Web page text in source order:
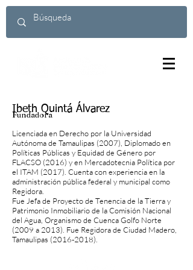
Ibeth Quintá Álvarez
Fundadora
Licenciada en Derecho por la Universidad
Autónoma de Tamaulipas (2007), Diplomado en
Políticas Públicas y Equidad de Género por
FLACSO (2016) y en Mercadotecnia Política por
el ITAM (2017). Cuenta con experiencia en la
administración pública federal y municipal como
Regidora.
Fue Jefa de Proyecto de Tenencia de la Tierra y
Patrimonio Inmobiliario de la Comisión Nacional
del Agua, Organismo de Cuenca Golfo Norte
(2009 a 2013). Fue Regidora de Ciudad Madero,
Tamaulipas (2016-2018)